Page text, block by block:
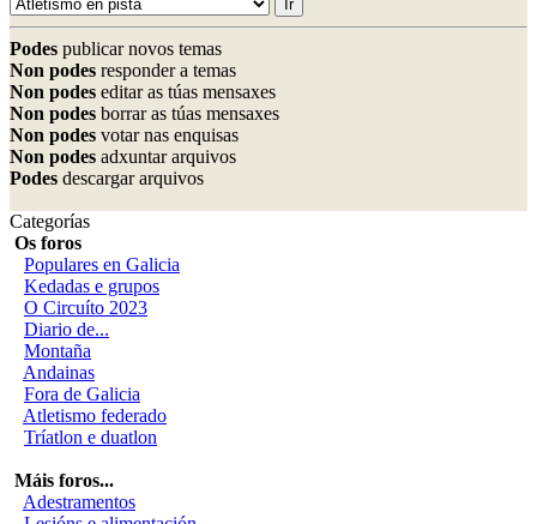
Podes publicar novos temas
Non podes responder a temas
Non podes editar as túas mensaxes
Non podes borrar as túas mensaxes
Non podes votar nas enquisas
Non podes adxuntar arquivos
Podes descargar arquivos
Categorías
Os foros
Populares en Galicia
Kedadas e grupos
O Circuíto 2023
Diario de...
Montaña
Andainas
Fora de Galicia
Atletismo federado
Tríatlon e duatlon
Máis foros...
Adestramentos